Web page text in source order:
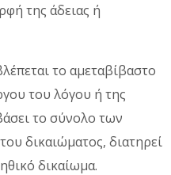
της άδειας ή
το αμεταβίβαστο
του λόγου ή της
το σύνολο των
δικαιώματος, διατηρεί
δικαίωμα.